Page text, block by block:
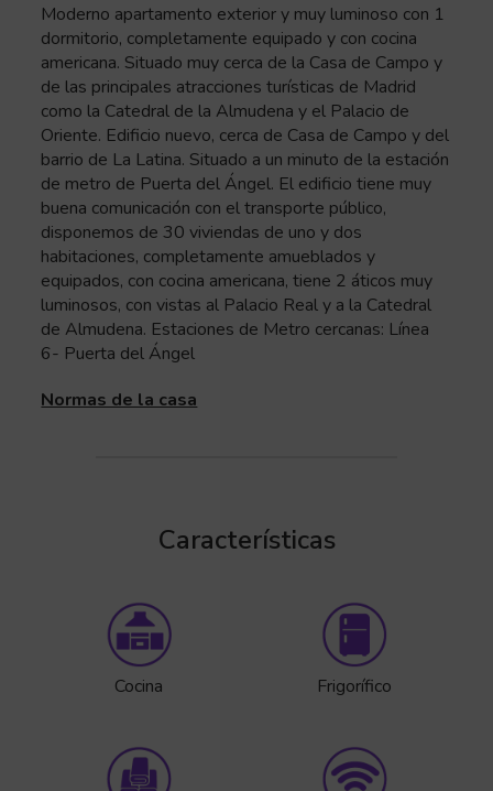
Moderno apartamento exterior y muy luminoso con 1
dormitorio, completamente equipado y con cocina
americana. Situado muy cerca de la Casa de Campo y
de las principales atracciones turísticas de Madrid
como la Catedral de la Almudena y el Palacio de
Oriente. Edificio nuevo, cerca de Casa de Campo y del
barrio de La Latina. Situado a un minuto de la estación
de metro de Puerta del Ángel. El edificio tiene muy
buena comunicación con el transporte público,
disponemos de 30 viviendas de uno y dos
habitaciones, completamente amueblados y
equipados, con cocina americana, tiene 2 áticos muy
luminosos, con vistas al Palacio Real y a la Catedral
de Almudena. Estaciones de Metro cercanas: Línea
6- Puerta del Ángel
Normas de la casa
Características
Cocina Frigorífico